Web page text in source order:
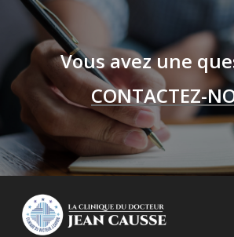
Vous avez une
CONTACTEZ-